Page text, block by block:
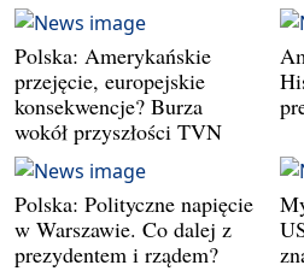
Polska: Amerykańskie
przejęcie, europejskie
konsekwencje? Burza
wokół przyszłości TVN
Polska: Polityczne napięcie
w Warszawie. Co dalej z
prezydentem i rządem?